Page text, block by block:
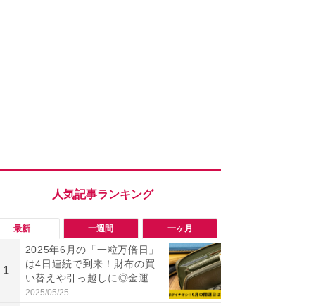
最新 一週間 一ヶ月
1
2025年6月の「一粒万倍日」
は4日連続で到来！財布の買
い替えや引っ越しに◎金運ア
ップの吉日をご紹介！
2025/05/25